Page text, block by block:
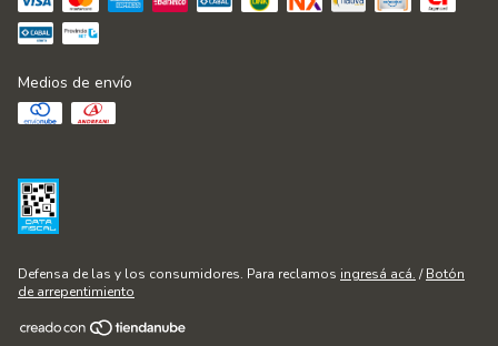
Medios de envío
Defensa de las y los consumidores. Para reclamos ingresá acá. / Botón
de arrepentimiento